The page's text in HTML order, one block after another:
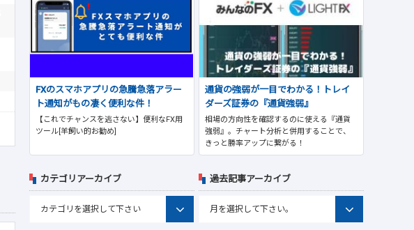
FXのスマホアプリの急騰急落アラー
ト通知がもの凄く便利な件！
【これでチャンスを逃さない】便利なFX用
ツール[羊飼い的お勧め]
通貨の強弱が一目でわかる！トレイ
ダーズ証券の『通貨強弱』
相場の方向性を確認するのに使える『通貨
強弱』。チャート分析と併用することで、
きっと勝率アップに繋がる！
カテゴリアーカイブ 過去記事アーカイブ